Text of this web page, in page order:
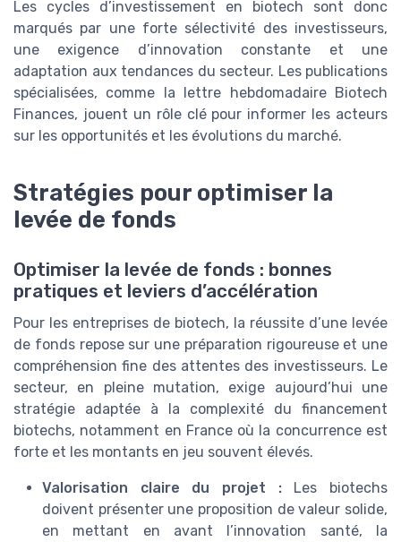
Les cycles d’investissement en biotech sont donc
marqués par une forte sélectivité des investisseurs,
une exigence d’innovation constante et une
adaptation aux tendances du secteur. Les publications
spécialisées, comme la lettre hebdomadaire Biotech
Finances, jouent un rôle clé pour informer les acteurs
sur les opportunités et les évolutions du marché.
Stratégies pour optimiser la
levée de fonds
Optimiser la levée de fonds : bonnes
pratiques et leviers d’accélération
Pour les entreprises de biotech, la réussite d’une levée
de fonds repose sur une préparation rigoureuse et une
compréhension fine des attentes des investisseurs. Le
secteur, en pleine mutation, exige aujourd’hui une
stratégie adaptée à la complexité du financement
biotechs, notamment en France où la concurrence est
forte et les montants en jeu souvent élevés.
Valorisation claire du projet :Les biotechs
doivent présenter une proposition de valeur solide,
en mettant en avant l’innovation santé, la